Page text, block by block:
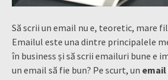
Să scrii un email nu e, teoretic, mare
Emailul este una dintre principalele
în business și să scrii emailuri bune e
un email să fie bun? Pe scurt, un email